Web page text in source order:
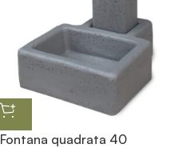
Fontana quadrata 40